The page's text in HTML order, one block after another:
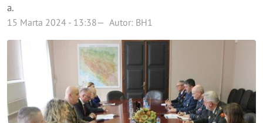
a.
15 Marta 2024 - 13:38 Autor: BH1